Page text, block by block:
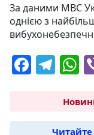
За даними МВС
однією з
F
e
T
e
g s